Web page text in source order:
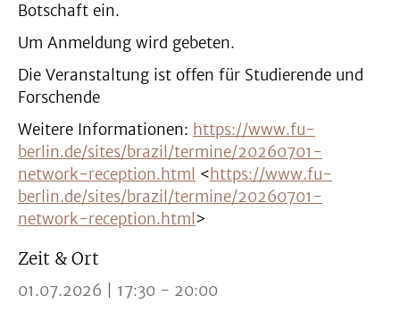
Botschaft ein.
Um Anmeldung wird gebeten.
Die Veranstaltung ist offen für Studierende und
Forschende
Weitere Informationen: https://www.fu-
berlin.de/sites/brazil/termine/20260701-
network-reception.html <https://www.fu-
berlin.de/sites/brazil/termine/20260701-
network-reception.html >
Zeit & Ort
01.07.2026 | 17:30 - 20:00